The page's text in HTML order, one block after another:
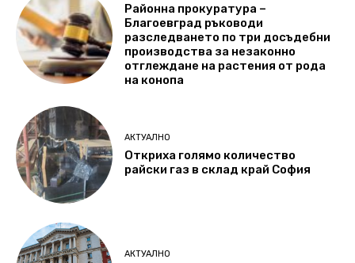
Районна прокуратура –
Благоевград ръководи
разследването по три досъдебни
производства за незаконно
отглеждане на растения от рода
на конопа
АКТУАЛНО
Откриха голямо количество
райски газ в склад край София
АКТУАЛНО